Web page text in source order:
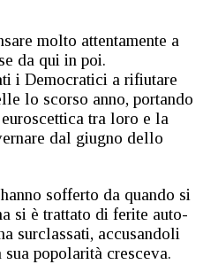
molto attentamente a
da qui in poi.
i Democratici a rifiutare
lo scorso anno, portando
tra loro e la
dal giugno dello
sofferto da quando si
si è trattato di ferite auto-
surclassati, accusandoli
popolarità cresceva.